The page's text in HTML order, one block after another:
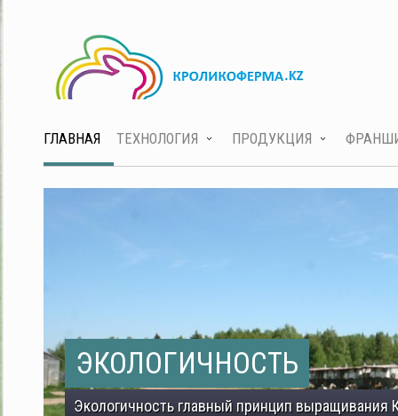
ГЛАВНАЯ ТЕХНОЛОГИЯ ПРОДУКЦИЯ
ЭКОЛОГИЧНОСТЬ
Экологичность главный принцип выращивания